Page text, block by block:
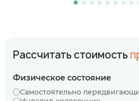
Рассчитать стоимость
Физическое состояние
Самостоятельно